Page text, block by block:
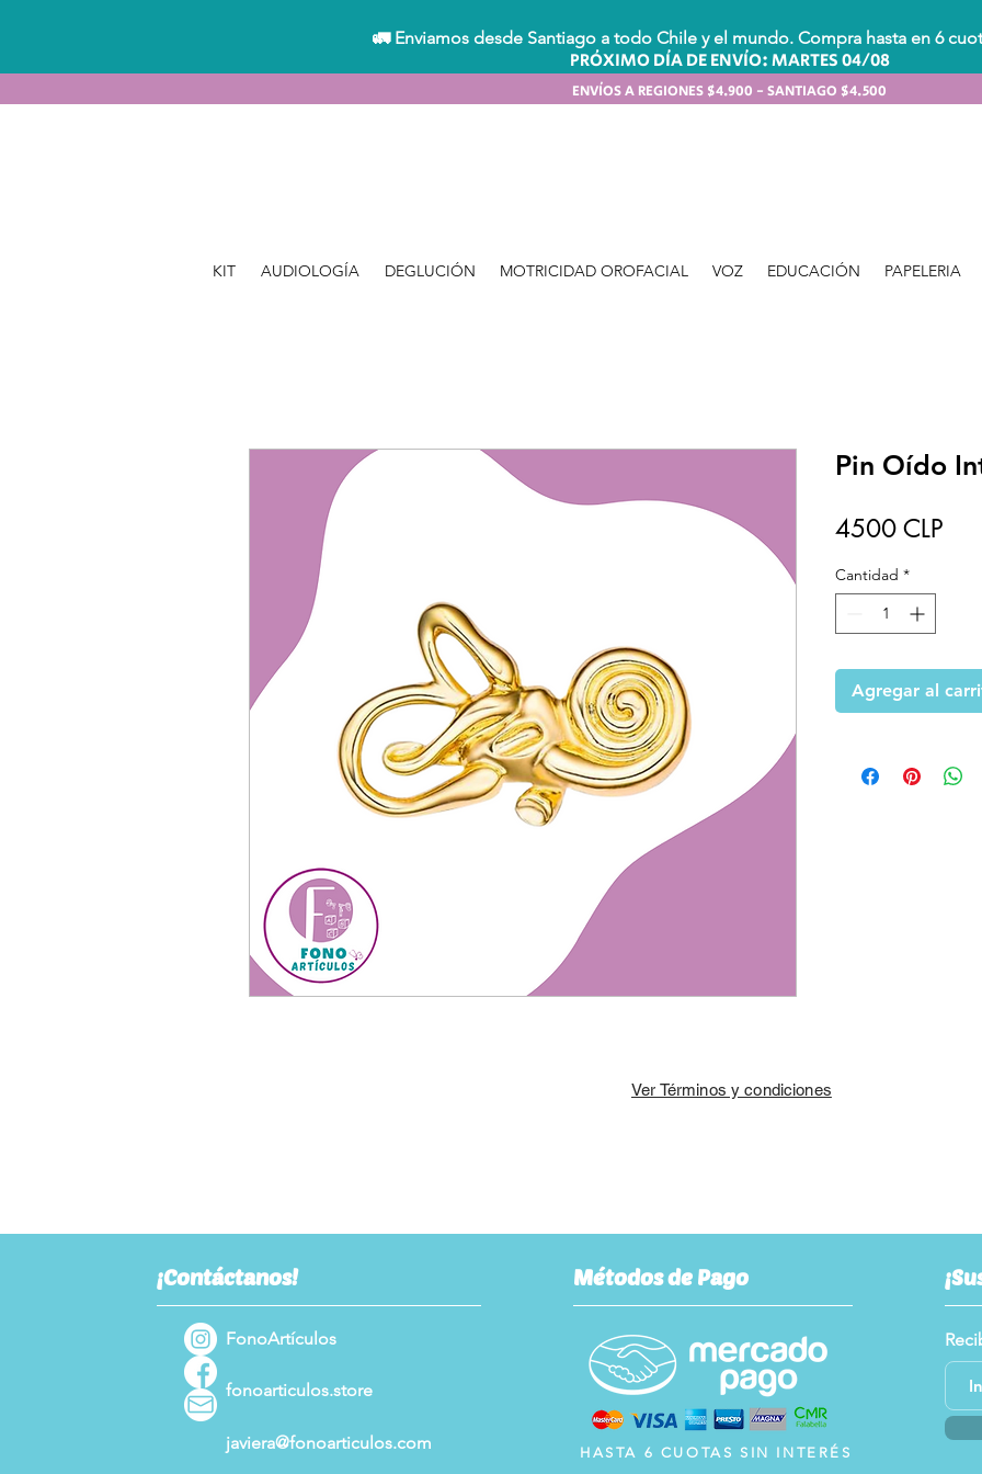
🚛 Enviamos desde Santiago a todo Chile y el mundo. Compra hasta en 6
PRÓXIMO DÍA DE ENVÍO: MARTES 04/08
ENVÍOS A REGIONES $4.900 - SANTIAGO $4.500
KIT AUDIOLOGÍA DEGLUCIÓN MOTRICIDAD OROFACIAL VOZ EDUCACIÓN PAPELERIA
Pin Oído
4500 CLP
Cantidad *
Agregar al
Ver Términos y condiciones
¡Contáctanos!
FonoArtículos
fonoarticulos.store
javiera@fonoarticulos.com
Métodos de Pago
HASTA 6 CUOTAS SIN INTERÉS